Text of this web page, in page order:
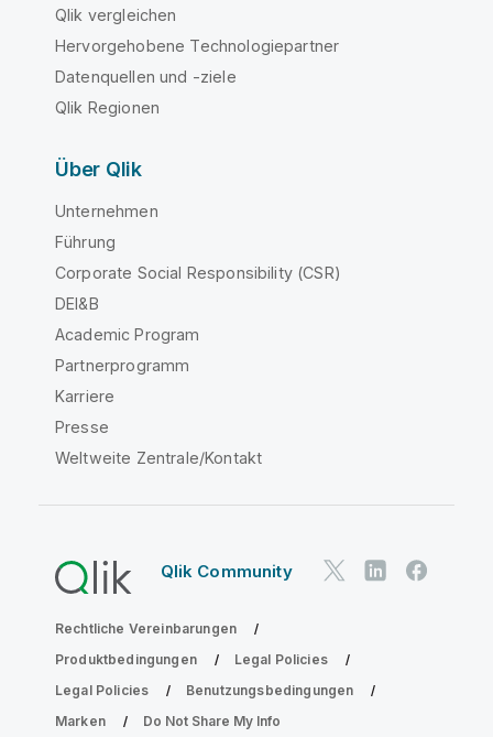
Qlik vergleichen
Hervorgehobene Technologiepartner
Datenquellen und -ziele
Qlik Regionen
Über Qlik
Unternehmen
Führung
Corporate Social Responsibility (CSR)
DEI&B
Academic Program
Partnerprogramm
Karriere
Presse
Weltweite Zentrale/Kontakt
Qlik Community
Rechtliche Vereinbarungen
Produktbedingungen
Legal Policies
Legal Policies
Benutzungsbedingungen
Marken
Do Not Share My Info